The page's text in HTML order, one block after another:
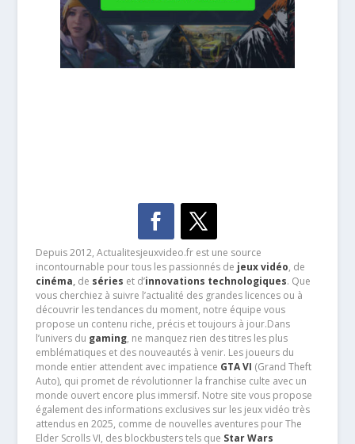
Depuis 2012, Actualitesjeuxvideo.fr est une source
incontournable pour tous les passionnés de jeux vidéo, de
cinéma,de séries et d’innovations technologiques. Que
vous cherchiez à suivre l’actualité des grandes licences ou à
découvrir les tendances du moment, notre équipe vous
propose un contenu riche, précis et toujours à jour.Dans
l’univers du gaming, ne manquez rien des titres les plus
emblématiques et des nouveautés à venir. Les joueurs du
monde entier attendent avec impatience GTA VI (Grand Theft
Auto), qui promet de révolutionner la franchise culte avec un
monde ouvert encore plus immersif. Notre site vous propose
également des informations exclusives sur les jeux vidéo très
attendus en 2025, comme de nouvelles aventures pour The
Elder Scrolls VI, des blockbusters tels que Star Wars